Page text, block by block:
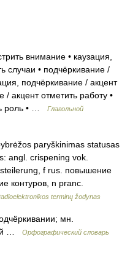
внимание • каузация,
случаи • подчёркивание /
подчёркивание / акцент
/ акцент отметить работу •
роль • …
Глагольной
paryškinimas statusas
angl. crispening vok.
f rus. повышение
контуров, n pranc.
terminų žodynas
мн.
…
Орфографический словарь